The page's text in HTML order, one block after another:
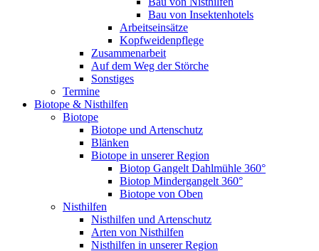
Bau von Insektenhotels
Arbeitseinsätze
Kopfweidenpflege
Zusammenarbeit
Auf dem Weg der Störche
Sonstiges
Termine
Biotope & Nisthilfen
Biotope
Biotope und Artenschutz
Blänken
Biotope in unserer Region
Biotop Gangelt Dahlmühle 360°
Biotop Mindergangelt 360°
Biotope von Oben
Nisthilfen
Nisthilfen und Artenschutz
Arten von Nisthilfen
Nisthilfen in unserer Region